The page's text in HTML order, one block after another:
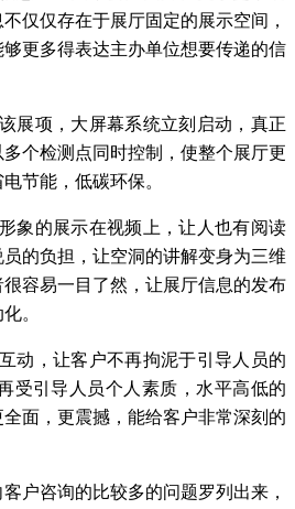
仅仅存在于展厅固定的展示空间，
更多得表达主办单位想要传递的信
展项，大屏幕系统立刻启动，真正
个检测点同时控制，使整个展厅更
节能，低碳环保。
象的展示在视频上，让人也有阅读
的负担，让空洞的讲解变身为三维
容易一目了然，让展厅信息的发布
。
动，让客户不再拘泥于引导人员的
受引导人员个人素质，水平高低的
面，更震撼，能给客户非常深刻的
户咨询的比较多的问题罗列出来，